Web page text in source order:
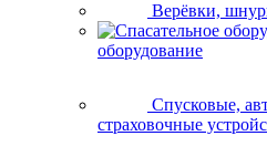
Верёвки,
оборудование
Спусковые,
страховочные